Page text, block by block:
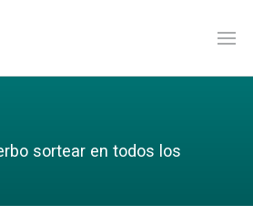
sortear en todos los